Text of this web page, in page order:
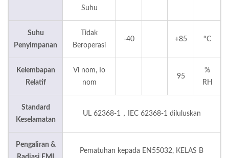
Suhu
Suhu
Penyimpanan
Tidak
Beroperasi
-40 +85 °C
Kelembapan
Relatif
Vi nom, Io
nom
95
%
RH
Standard
Keselamatan
UL 62368-1，IEC 62368-1 diluluskan
Pengaliran &
Pematuhan kepada EN55032, KELAS B